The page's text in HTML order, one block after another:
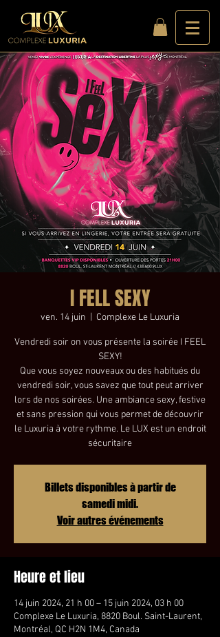
I FELL SEXY
ven. 14 juin Complexe Le Luxuria
Vendredi soir on vous présente la soirée I FEEL
SEXY!
Que vous soyez nouveaux ou des habitués du
vendredi soir, vous savez que tout peut arriver
lors de nos soirées. Une ambiance sexy, festive
et sans pression qui vous permet de découvrir
le Luxuria à votre rythme. Le LUX est un endroit
sécuritaire
Billets disponibles à partir de
samedi midi.
Voir autres événements
Heure et lieu
14 juin 2024, 21 h 00 – 15 juin 2024, 03 h 00
Complexe Le Luxuria, 8820 Boul. Saint-Laurent,
Montréal, QC H2N 1M4, Canada